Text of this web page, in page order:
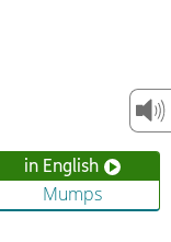
in English
Mumps